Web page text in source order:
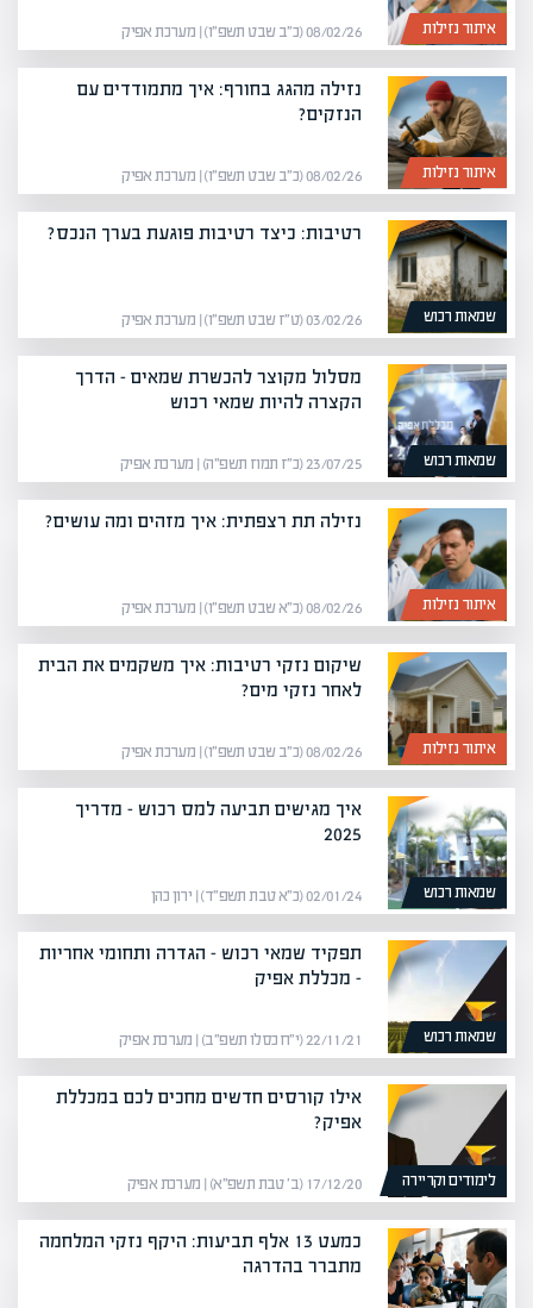
איתור נזילות 08/02/26 (כ״ב שבט תשפ״ו) | מערכת אפיק
איתור נזילות
נזילה מהגג בחורף: איך מתמודדים עם
הנזקים?
08/02/26 (כ״ב שבט תשפ״ו) | מערכת אפיק
שמאות רכוש
רטיבות: כיצד רטיבות פוגעת בערך הנכס?
03/02/26 (ט״ז שבט תשפ״ו) | מערכת אפיק
שמאות רכוש
מסלול מקוצר להכשרת שמאים – הדרך
הקצרה להיות שמאי רכוש
23/07/25 (כ״ז תמוז תשפ״ה) | מערכת אפיק
איתור נזילות
נזילה תת רצפתית: איך מזהים ומה עושים?
08/02/26 (כ״א שבט תשפ״ו) | מערכת אפיק
איתור נזילות
שיקום נזקי רטיבות: איך משקמים את הבית
לאחר נזקי מים?
08/02/26 (כ״ב שבט תשפ״ו) | מערכת אפיק
שמאות רכוש
איך מגישים תביעה למס רכוש – מדריך
2025
02/01/24 (כ״א טבת תשפ״ד) | ירון כהן
שמאות רכוש
תפקיד שמאי רכוש – הגדרה ותחומי אחריות
– מכללת אפיק
22/11/21 (י״ח כסלו תשפ״ב) | מערכת אפיק
לימודים וקריירה
אילו קורסים חדשים מחכים לכם במכללת
אפיק?
17/12/20 (ב׳ טבת תשפ״א) | מערכת אפיק
כמעט 13 אלף תביעות: היקף נזקי המלחמה
מתברר בהדרגה